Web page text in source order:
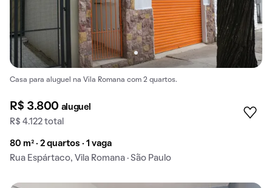
Casa para aluguel na Vila Romana com 2 quartos.
R$ 3.800 aluguel
R$ 4.122 total
80 m² · 2 quartos · 1 vaga
Rua Espártaco, Vila Romana · São Paulo